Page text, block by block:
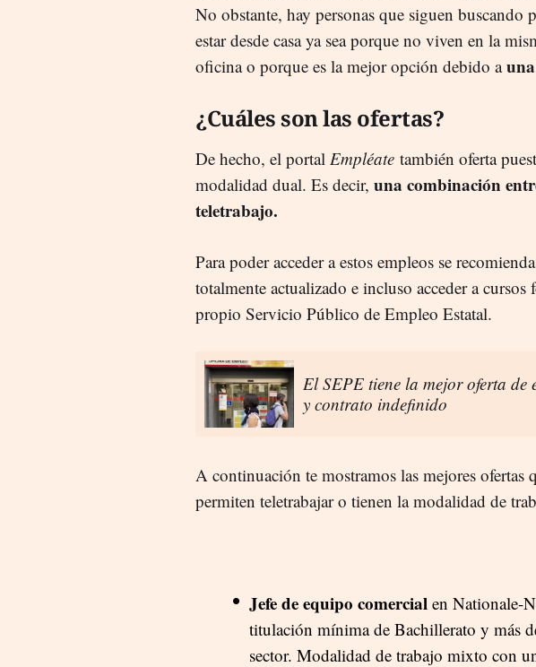
No obstante, hay personas que siguen buscando
estar desde casa ya sea porque no viven en la
oficina o porque es la mejor opción debido a
¿Cuáles son las ofertas?
De hecho, el portal Empléate también oferta
modalidad dual. Es decir, una combinación
teletrabajo.
Para poder acceder a estos empleos se
totalmente actualizado e incluso acceder a
propio Servicio Público de Empleo Estatal.
El SEPE tiene la mejor oferta de
y contrato indefinido
A continuación te mostramos las mejores ofertas
permiten teletrabajar o tienen la modalidad de
Jefe de equipo comercial en Nationale-
titulación mínima de Bachillerato y más
sector. Modalidad de trabajo mixto con